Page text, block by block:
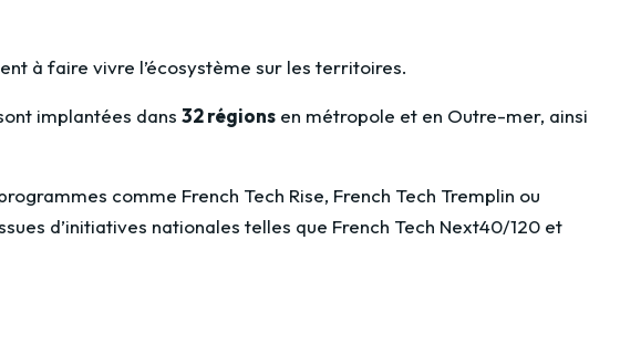
à faire vivre l’écosystème sur les territoires.
implantées dans 32 régions en métropole et en Outre-mer, ainsi
comme French Tech Rise, French Tech Tremplin ou
d’initiatives nationales telles que French Tech Next40/120 et